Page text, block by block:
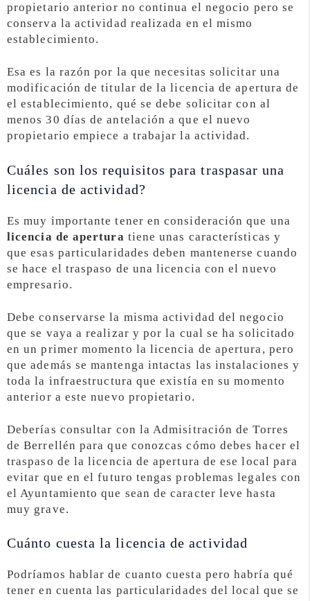
propietario anterior no continua el negocio pero se
conserva la actividad realizada en el mismo
establecimiento.
Esa es la razón por la que necesitas solicitar una
modificación de titular de la licencia de apertura de
el establecimiento, qué se debe solicitar con al
menos 30 días de antelación a que el nuevo
propietario empiece a trabajar la actividad.
Cuáles son los requisitos para traspasar una
licencia de actividad?
Es muy importante tener en consideración que una
licencia de apertura tiene unas características y
que esas particularidades deben mantenerse cuando
se hace el traspaso de una licencia con el nuevo
empresario.
Debe conservarse la misma actividad del negocio
que se vaya a realizar y por la cual se ha solicitado
en un primer momento la licencia de apertura, pero
que además se mantenga intactas las instalaciones y
toda la infraestructura que existía en su momento
anterior a este nuevo propietario.
Deberías consultar con la Admisitración de Torres
de Berrellén para que conozcas cómo debes hacer el
traspaso de la licencia de apertura de ese local para
evitar que en el futuro tengas problemas legales con
el Ayuntamiento que sean de caracter leve hasta
muy grave.
Cuánto cuesta la licencia de actividad
Podríamos hablar de cuanto cuesta pero habría qué
tener en cuenta las particularidades del local que se